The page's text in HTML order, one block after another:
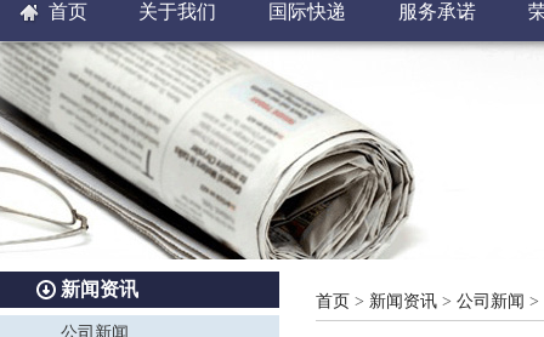
首页 关于我们 国际快递 服务承诺
新闻资讯
公司新闻
首页 > 新闻资讯 > 公司新闻 >